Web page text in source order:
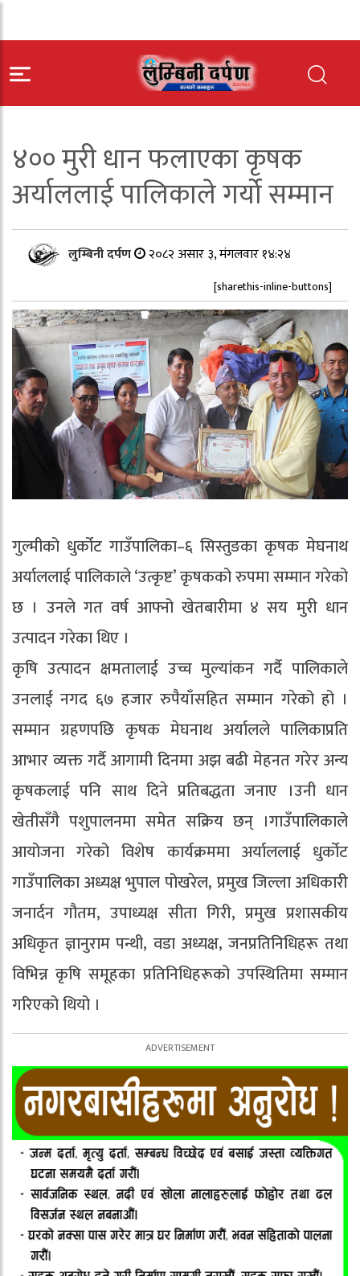
४०० मुरी धान फलाएका कृषक
अर्याललाई पालिकाले गर्यो सम्मान
लुम्बिनी दर्पण २०८२ असार ३, मंगलवार १४:२४
[sharethis-inline-buttons]
गुल्मीको धुर्कोट गाउँपालिका–६ सिस्तुङका कृषक मेघनाथ
अर्याललाई पालिकाले ‘उत्कृष्ट’ कृषकको रुपमा सम्मान गरेको
छ । उनले गत वर्ष आफ्नो खेतबारीमा ४ सय मुरी धान
उत्पादन गरेका थिए ।
कृषि उत्पादन क्षमतालाई उच्च मुल्यांकन गर्दै पालिकाले
उनलाई नगद ६७ हजार रुपैयाँसहित सम्मान गरेको हो ।
सम्मान ग्रहणपछि कृषक मेघनाथ अर्यालले पालिकाप्रति
आभार व्यक्त गर्दै आगामी दिनमा अझ बढी मेहनत गरेर अन्य
कृषकलाई पनि साथ दिने प्रतिबद्धता जनाए ।उनी धान
खेतीसँगै पशुपालनमा समेत सक्रिय छन् ।गाउँपालिकाले
आयोजना गरेको विशेष कार्यक्रममा अर्याललाई धुर्कोट
गाउँपालिका अध्यक्ष भुपाल पोखरेल, प्रमुख जिल्ला अधिकारी
जनार्दन गौतम, उपाध्यक्ष सीता गिरी, प्रमुख प्रशासकीय
अधिकृत ज्ञानुराम पन्थी, वडा अध्यक्ष, जनप्रतिनिधिहरू तथा
विभिन्न कृषि समूहका प्रतिनिधिहरूको उपस्थितिमा सम्मान
गरिएको थियो ।